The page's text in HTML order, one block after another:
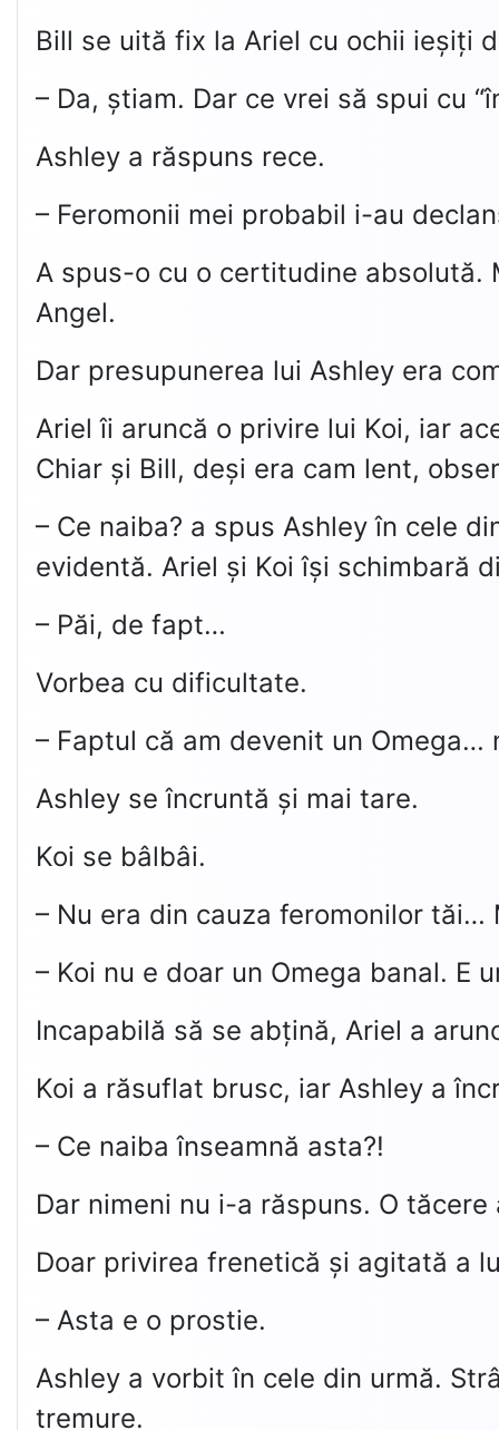
Bill se uită fix la Ariel cu ochii ieșiți
– Da, știam. Dar ce vrei să spui cu
Ashley a răspuns rece.
– Feromonii mei probabil i-au
A spus-o cu o certitudine absolută.
Angel.
Dar presupunerea lui Ashley era
Ariel îi aruncă o privire lui Koi, iar
Chiar și Bill, deși era cam lent,
– Ce naiba? a spus Ashley în cele
evidentă. Ariel și Koi își schimbară
– Păi, de fapt…
Vorbea cu dificultate.
– Faptul că am devenit un Omega…
Ashley se încruntă și mai tare.
Koi se bâlbâi.
– Nu era din cauza feromonilor
– Koi nu e doar un Omega banal. E
Incapabilă să se abțină, Ariel a
Koi a răsuflat brusc, iar Ashley a
– Ce naiba înseamnă asta?!
Dar nimeni nu i-a răspuns. O
Doar privirea frenetică și agitată a
– Asta e o prostie.
Ashley a vorbit în cele din urmă.
tremure.